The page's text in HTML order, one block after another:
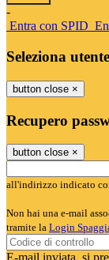
-
Entra con SPID
Seleziona utente
button close ×
Recupero
button close ×
all'indirizzo indicato
Non hai una e-mail
tramite la Login